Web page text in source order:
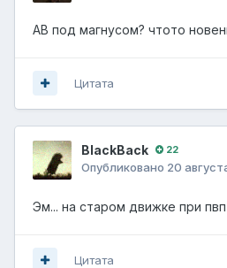
АВ под магнусом? чтото
Цитата
BlackBack 22
Опубликовано 20
Эм... на старом движке при
Цитата